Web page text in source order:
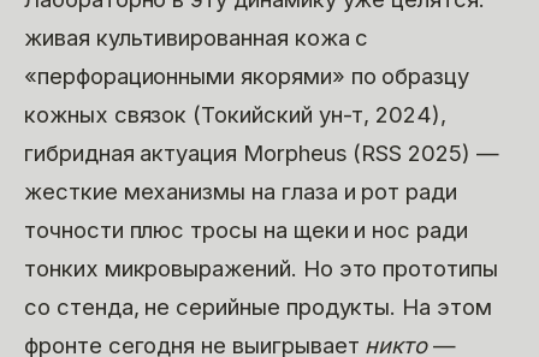
живая культивированная кожа с
«перфорационными якорями» по образцу
кожных связок (Токийский ун-т, 2024),
гибридная актуация Morpheus (RSS 2025) —
жесткие механизмы на глаза и рот ради
точности плюс тросы на щеки и нос ради
тонких микровыражений. Но это прототипы
со стенда, не серийные продукты. На этом
фронте сегодня не выигрывает никто—